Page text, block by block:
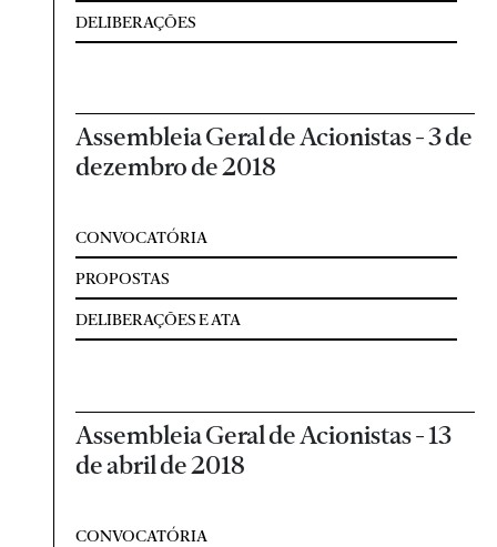
DELIBERAÇÕES
Assembleia Geral de Acionistas - 3 de
dezembro de 2018
CONVOCATÓRIA
PROPOSTAS
DELIBERAÇÕES E ATA
Assembleia Geral de Acionistas - 13
de abril de 2018
CONVOCATÓRIA